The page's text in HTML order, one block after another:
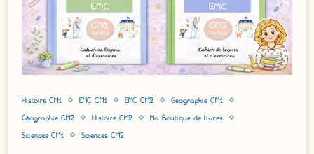
Histoire CM1 EMC CM1 EMC CM2
Géographie CM1
Géographie CM2
Histoire CM2
Ma Boutique de livres
Sciences CM1
Sciences CM2